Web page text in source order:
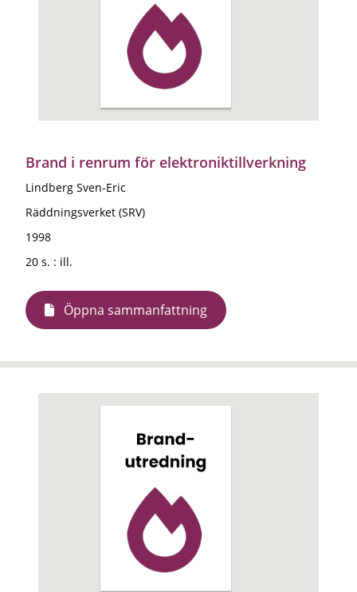
Brand i renrum för elektroniktillverkning
Lindberg Sven-Eric
Räddningsverket (SRV)
1998
20 s. : ill.
Öppna sammanfattning